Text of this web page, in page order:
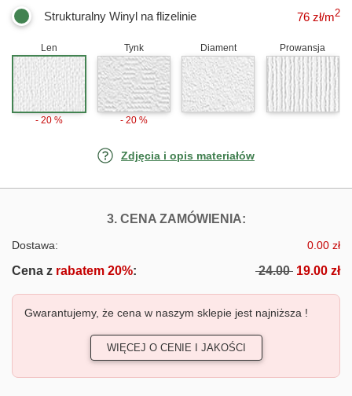
Strukturalny Winyl na flizelinie 76 zł/m2
Len
- 20 %
Tynk
- 20 %
Diament Prowansja
Zdjęcia i opis materiałów
3. CENA ZAMÓWIENIA:FOTOTAPETY
Dostawa: 0.00 zł
Cena z rabatem 20%: 24.00 19.00 zł
Gwarantujemy, że cena w naszym sklepie jest najniższa !
WIĘCEJ O CENIE I JAKOŚCI